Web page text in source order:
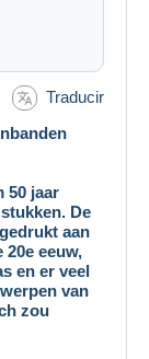
Traducir
50 jaar
De
aan
20e eeuw,
en er veel
van
zou